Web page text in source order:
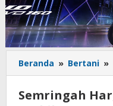
Beranda » Bertani »
Semringah